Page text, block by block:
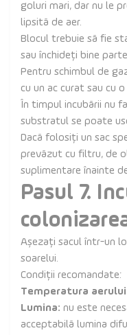
goluri mari, dar nu le
lipsită de aer.
Blocul trebuie să fie
sau închideți bine
Pentru schimbul de
cu un ac curat sau cu
În timpul incubării nu
substratul se poate
Dacă folosiți un sac
prevăzut cu filtru, de
suplimentare înainte
Pasul 7.
Așezați sacul într-un
soarelui.
Condiții recomandate:
Temperatura
Lumina: nu este
acceptabilă lumina